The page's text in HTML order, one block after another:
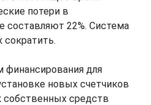
потери в
составляют 22%. Система
сократить.
для
новых счетчиков
собственных средств